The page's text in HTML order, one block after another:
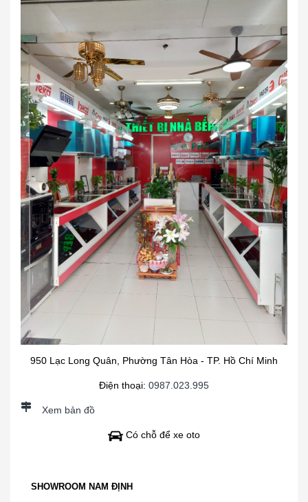
950 Lạc Long Quân, Phường Tân Hòa - TP. Hồ Chí Minh
Điện thoại: 0987.023.995
Xem bản đồ
Có chỗ để xe oto
SHOWROOM NAM ĐỊNH